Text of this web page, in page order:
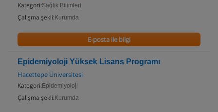
Kategori:Sağlık Bilimleri
Çalışma şekli: Kurumda
E-posta ile bilgi
Epidemiyoloji Yüksek Lisans Programı
Hacettepe Üniversitesi
Kategori: Epidemiyoloji
Çalışma şekli: Kurumda